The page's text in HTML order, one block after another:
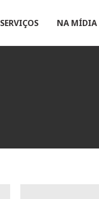
SERVIÇOS NA MÍDIA